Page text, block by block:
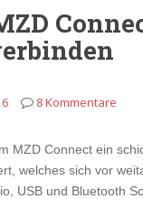
8 Kommentare
MZD Connect ein
welches sich vor
USB und Bluetooth